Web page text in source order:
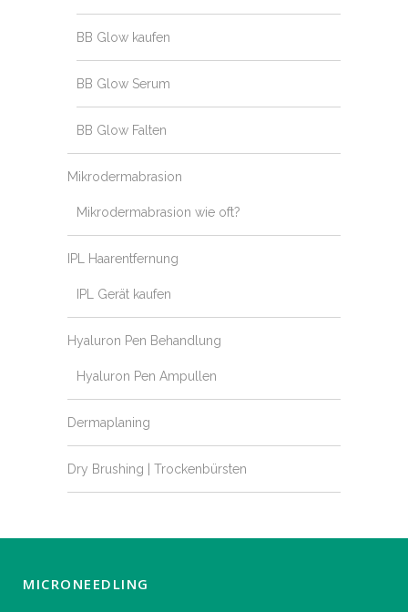
BB Glow kaufen
BB Glow Serum
BB Glow Falten
Mikrodermabrasion
Mikrodermabrasion wie oft?
IPL Haarentfernung
IPL Gerät kaufen
Hyaluron Pen Behandlung
Hyaluron Pen Ampullen
Dermaplaning
Dry Brushing | Trockenbürsten
MICRONEEDLING